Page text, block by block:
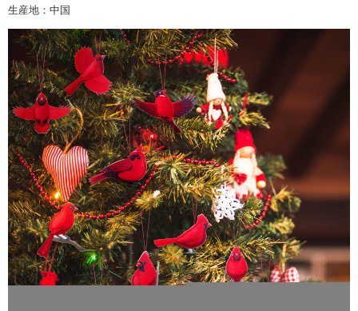
生産地：中国